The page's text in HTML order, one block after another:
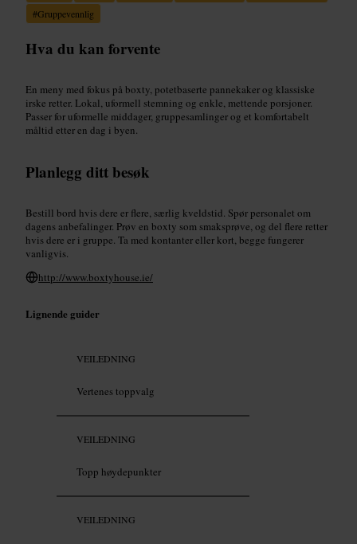
#Gruppevennlig
Hva du kan forvente
En meny med fokus på boxty, potetbaserte pannekaker og klassiske
irske retter. Lokal, uformell stemning og enkle, mettende porsjoner.
Passer for uformelle middager, gruppesamlinger og et komfortabelt
måltid etter en dag i byen.
Planlegg ditt besøk
Bestill bord hvis dere er flere, særlig kveldstid. Spør personalet om
dagens anbefalinger. Prøv en boxty som smaksprøve, og del flere retter
hvis dere er i gruppe. Ta med kontanter eller kort, begge fungerer
vanligvis.
http://www.boxtyhouse.ie/
Lignende guider
VEILEDNING
Vertenes toppvalg
VEILEDNING
Topp høydepunkter
VEILEDNING